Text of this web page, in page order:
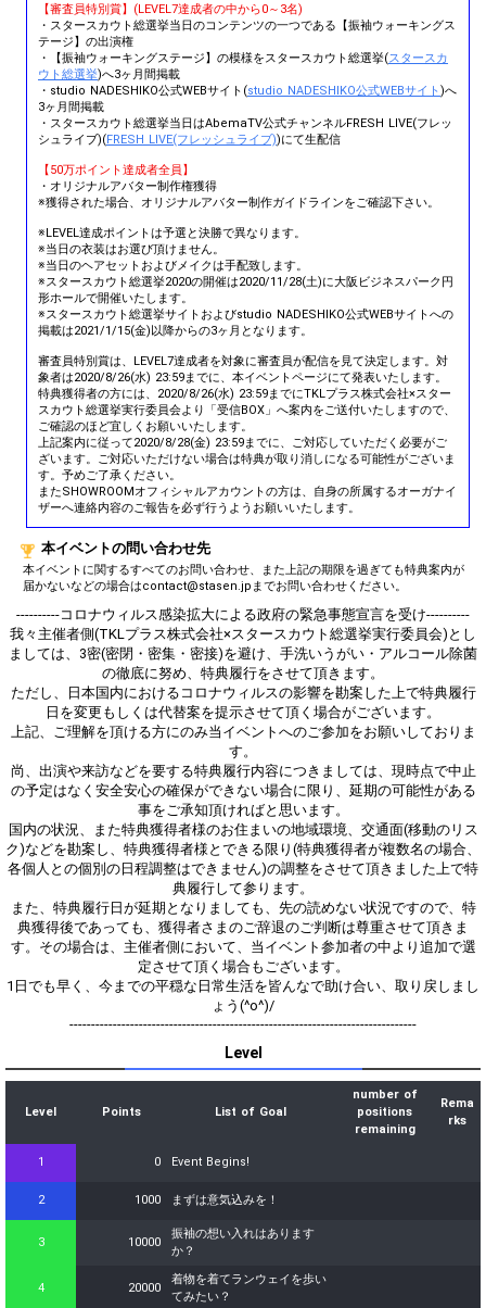
【審査員特別賞】(LEVEL7達成者の中から0～3名)
・スタースカウト総選挙当日のコンテンツの一つである【振袖ウォーキングス
テージ】の出演権
・【振袖ウォーキングステージ】の模様をスタースカウト総選挙(スタースカ
ウト総選挙)へ3ヶ月間掲載
・studio NADESHIKO公式WEBサイト(studio NADESHIKO公式WEBサイト)へ
3ヶ月間掲載
・スタースカウト総選挙当日はAbemaTV公式チャンネルFRESH LIVE(フレッ
シュライブ)(FRESH LIVE(フレッシュライブ))にて生配信
【50万ポイント達成者全員】
・オリジナルアバター制作権獲得
※獲得された場合、オリジナルアバター制作ガイドラインをご確認下さい。
※LEVEL達成ポイントは予選と決勝で異なります。
※当日の衣装はお選び頂けません。
※当日のヘアセットおよびメイクは手配致します。
※スタースカウト総選挙2020の開催は2020/11/28(土)に大阪ビジネスパーク円
形ホールで開催いたします。
※スタースカウト総選挙サイトおよびstudio NADESHIKO公式WEBサイトへの
掲載は2021/1/15(金)以降からの3ヶ月となります。
審査員特別賞は、LEVEL7達成者を対象に審査員が配信を見て決定します。対
象者は2020/8/26(水) 23:59までに、本イベントページにて発表いたします。
特典獲得者の方には、2020/8/26(水) 23:59までにTKLプラス株式会社×スター
スカウト総選挙実行委員会より「受信BOX」へ案内をご送付いたしますので、
ご確認のほど宜しくお願いいたします。
上記案内に従って2020/8/28(金) 23:59までに、ご対応していただく必要がご
ざいます。ご対応いただけない場合は特典が取り消しになる可能性がございま
す。予めご了承ください。
またSHOWROOMオフィシャルアカウントの方は、自身の所属するオーガナイ
ザーへ連絡内容のご報告を必ず行うようお願いいたします。
本イベントの問い合わせ先
本イベントに関するすべてのお問い合わせ、また上記の期限を過ぎても特典案内が
届かないなどの場合はcontact@stasen.jpまでお問い合わせください。
----------コロナウィルス感染拡大による政府の緊急事態宣言を受け----------
我々主催者側(TKLプラス株式会社×スタースカウト総選挙実行委員会)とし
ましては、3密(密閉・密集・密接)を避け、手洗いうがい・アルコール除菌
の徹底に努め、特典履行をさせて頂きます。
ただし、日本国内におけるコロナウィルスの影響を勘案した上で特典履行
日を変更もしくは代替案を提示させて頂く場合がございます。
上記、ご理解を頂ける方にのみ当イベントへのご参加をお願いしておりま
す。
尚、出演や来訪などを要する特典履行内容につきましては、現時点で中止
の予定はなく安全安心の確保ができない場合に限り、延期の可能性がある
事をご承知頂ければと思います。
国内の状況、また特典獲得者様のお住まいの地域環境、交通面(移動のリス
ク)などを勘案し、特典獲得者様とできる限り(特典獲得者が複数名の場合、
各個人との個別の日程調整はできません)の調整をさせて頂きました上で特
典履行して参ります。
また、特典履行日が延期となりましても、先の読めない状況ですので、特
典獲得後であっても、獲得者さまのご辞退のご判断は尊重させて頂きま
す。その場合は、主催者側において、当イベント参加者の中より追加で選
定させて頂く場合もございます。
1日でも早く、今までの平穏な日常生活を皆んなで助け合い、取り戻しまし
ょう(^o^)/
--------------------------------------------------------------------------------
Level
Level Points List of Goal
number of
positions
remaining
Rema
rks
1 0 Event Begins!
2 1000 まずは意気込みを！
3 10000
振袖の想い入れはあります
か？
4 20000
着物を着てランウェイを歩い
てみたい？